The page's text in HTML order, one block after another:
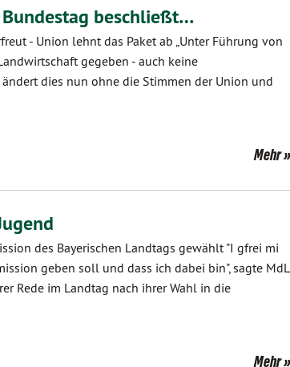
beschließt…
- Union lehnt das Paket ab „Unter Führung von
gegeben - auch keine
dies nun ohne die Stimmen der Union und
Mehr
des Bayerischen Landtags gewählt "I gfrei mi
geben soll und dass ich dabei bin", sagte MdL
Rede im Landtag nach ihrer Wahl in die
Mehr